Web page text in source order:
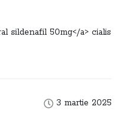
sildenafil 50mg</a> cialis
3 martie 2025